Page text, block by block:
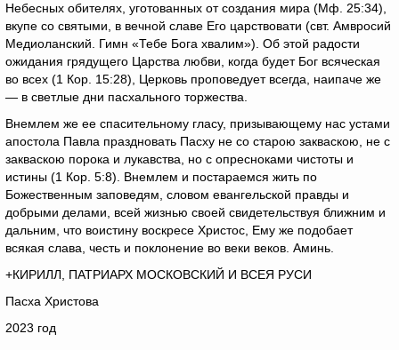
Небесных обителях, уготованных от создания мира (Мф. 25:34),
вкупе со святыми, в вечной славе Его царствовати (свт. Амвросий
Медиоланский. Гимн «Тебе Бога хвалим»). Об этой радости
ожидания грядущего Царства любви, когда будет Бог всяческая
во всех (1 Кор. 15:28), Церковь проповедует всегда, наипаче же
— в светлые дни пасхального торжества.
Внемлем же ее спасительному гласу, призывающему нас устами
апостола Павла праздновать Пасху не со старою закваскою, не с
закваскою порока и лукавства, но с опресноками чистоты и
истины (1 Кор. 5:8). Внемлем и постараемся жить по
Божественным заповедям, словом евангельской правды и
добрыми делами, всей жизнью своей свидетельствуя ближним и
дальним, что воистину воскресе Христос, Ему же подобает
всякая слава, честь и поклонение во веки веков. Аминь.
+КИРИЛЛ, ПАТРИАРХ МОСКОВСКИЙ И ВСЕЯ РУСИ
Пасха Христова
2023 год